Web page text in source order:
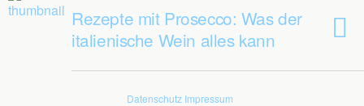
Rezepte mit Prosecco: Was der
italienische Wein alles kann
Datenschutz Impressum